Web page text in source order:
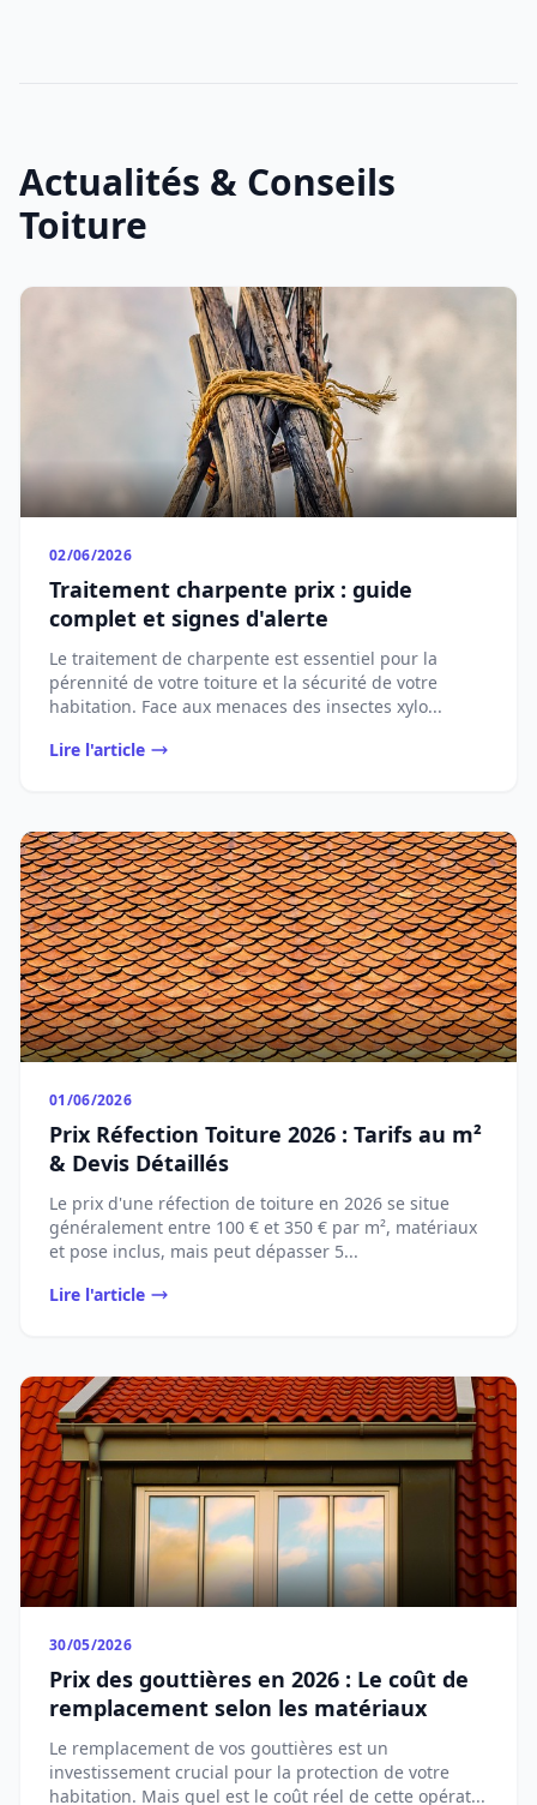
Actualités & Conseils
Toiture
02/06/2026
Traitement charpente prix : guide
complet et signes d'alerte
Le traitement de charpente est essentiel pour la
pérennité de votre toiture et la sécurité de votre
habitation. Face aux menaces des insectes xylo...
Lire l'article
01/06/2026
Prix Réfection Toiture 2026 : Tarifs au m²
& Devis Détaillés
Le prix d'une réfection de toiture en 2026 se situe
généralement entre 100 € et 350 € par m², matériaux
et pose inclus, mais peut dépasser 5...
Lire l'article
30/05/2026
Prix des gouttières en 2026 : Le coût de
remplacement selon les matériaux
Le remplacement de vos gouttières est un
investissement crucial pour la protection de votre
habitation. Mais quel est le coût réel de cette opérat...